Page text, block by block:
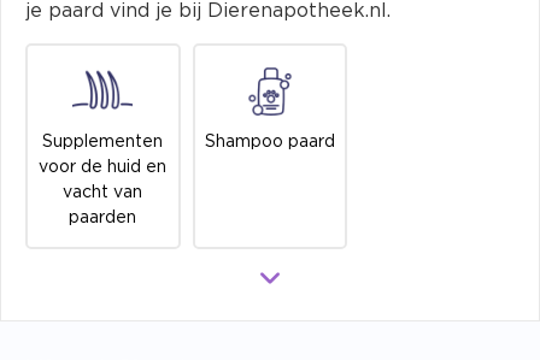
je paard vind je bij Dierenapotheek.nl.
Supplementen
voor de huid en
vacht van
paarden
Shampoo paard